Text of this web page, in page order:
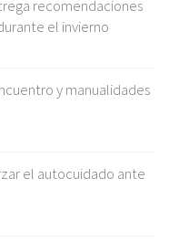
recomendaciones
el invierno
y manualidades
el autocuidado ante